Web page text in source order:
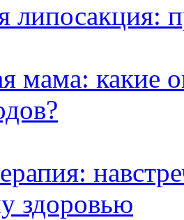
липосакция:
мама: какие
здоровью